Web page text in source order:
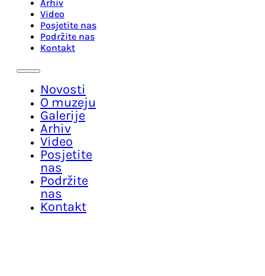
Arhiv
Video
Posjetite nas
Podržite nas
Kontakt
Novosti
O muzeju
Galerije
Arhiv
Video
Posjetite
nas
Podržite
nas
Kontakt